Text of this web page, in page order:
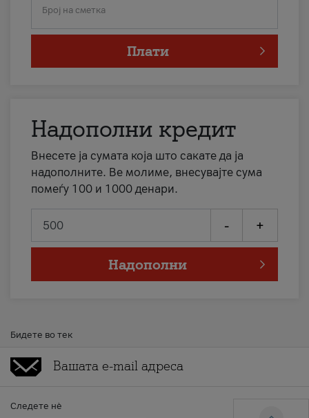
Број на сметка
Плати
Надополни кредит
Внесете ја сумата која што сакате да ја
надополните. Ве молиме, внесувајте сума
помеѓу 100 и 1000 денари.
- +
Надополни
Бидете во тек
Следете нè